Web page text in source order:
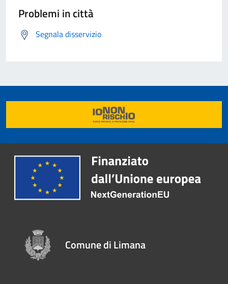
Problemi in città
Segnala disservizio
Comune di Limana